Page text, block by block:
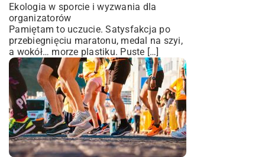
Ekologia w sporcie i wyzwania dla
organizatorów
Pamiętam to uczucie. Satysfakcja po
przebiegnięciu maratonu, medal na szyi,
a wokół… morze plastiku. Puste […]